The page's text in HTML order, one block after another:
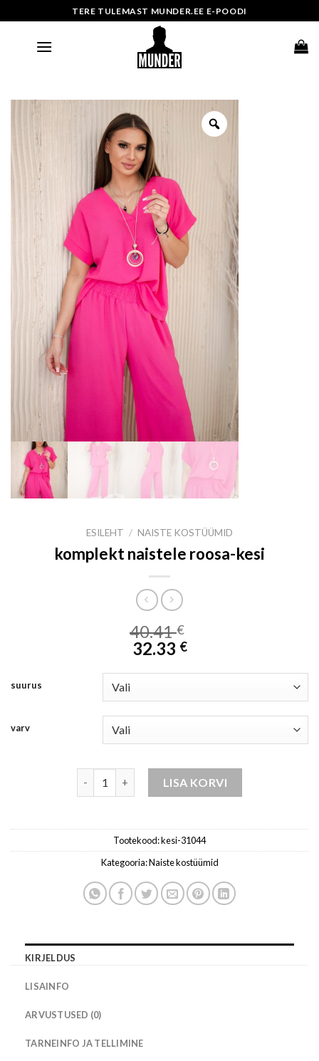
to
TERE TULEMAST MUNDER.EE E-POODI
ESILEHT / NAISTE KOSTÜÜMID
komplekt naistele roosa-kesi
40.41€
32.33 €
suurus
varv
LISA KORVI
Tootekood:kesi-31044
Kategooria:Naiste kostüümid
KIRJELDUS
LISAINFO
ARVUSTUSED (0)
TARNEINFO JA TELLIMINE